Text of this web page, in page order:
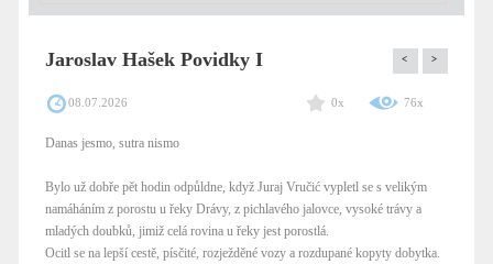
Jaroslav Hašek Povidky I < >
08.07.2026 0x 76x
Danas jesmo, sutra nismo
Bylo už dobře pět hodin odpůldne, když Juraj Vručić vypletl se s velikým
namáháním z porostu u řeky Drávy, z pichlavého jalovce, vysoké trávy a
mladých doubků, jimiž celá rovina u řeky jest porostlá.
Ocitl se na lepší cestě, písčité, rozježděné vozy a rozdupané kopyty dobytka.